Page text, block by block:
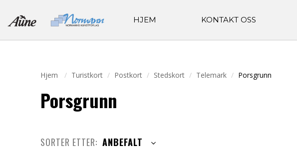
HJEM KONTAKT OSS
Hjem Turistkort Postkort Stedskort Telemark Porsgrunn
Porsgrunn
SORTER ETTER: ANBEFALT